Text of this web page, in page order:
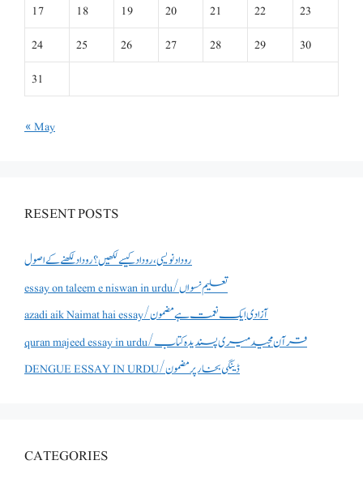
17
18 19 20 21 22
23
24
25 26 27 28 29
30
31
« May
RESENT POSTS
روداد نویسی ،روداد کیسے لکھیں؟ روداد لکھنے کے اصول
essay on taleem e niswan in urdu/تعلیم نسواں
azadi aik Naimat hai essay/آزادی ایک نعمت ہے مضمون
quran majeed essay in urdu/قرآن مجید میری پسندیدہ کتاب
DENGUE ESSAY IN URDU/ڈینگی بخار پر مضمون
CATEGORIES